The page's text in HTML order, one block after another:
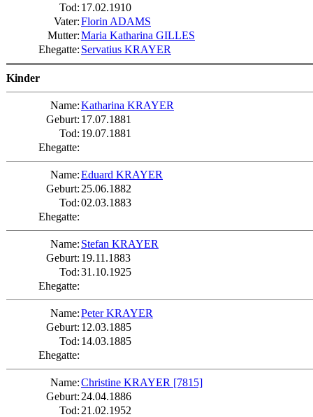
Tod: 17.02.1910
Vater:Florin ADAMS
Mutter:Maria Katharina GILLES
Ehegatte: Servatius KRAYER
Kinder
Name:Katharina KRAYER
Geburt: 17.07.1881
Tod: 19.07.1881
Ehegatte:
Name:Eduard KRAYER
Geburt: 25.06.1882
Tod:02.03.1883
Ehegatte:
Name: Stefan KRAYER
Geburt: 19.11.1883
Tod:31.10.1925
Ehegatte:
Name:Peter KRAYER
Geburt: 12.03.1885
Tod: 14.03.1885
Ehegatte:
Name:Christine KRAYER [7815]
Geburt: 24.04.1886
Tod: 21.02.1952